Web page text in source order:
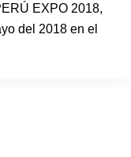
EXPO 2018,
del 2018 en el